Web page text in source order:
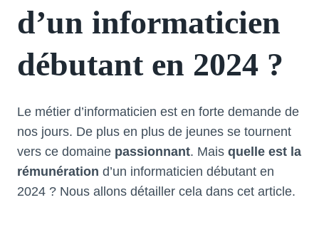
d’un informaticien
débutant en 2024 ?
Le métier d’informaticien est en forte demande de
nos jours. De plus en plus de jeunes se tournent
vers ce domaine passionnant. Mais quelle est la
rémunération d’un informaticien débutant en
2024 ? Nous allons détailler cela dans cet article.